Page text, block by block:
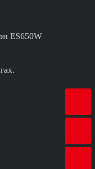
ES650W